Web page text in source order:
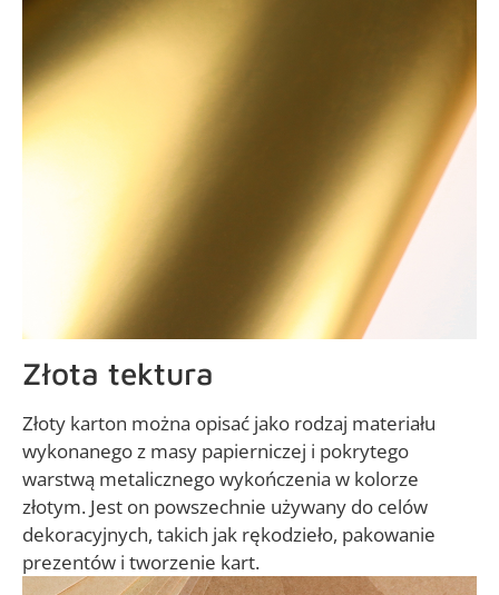
Złota tektura
Złoty karton można opisać jako rodzaj materiału
wykonanego z masy papierniczej i pokrytego
warstwą metalicznego wykończenia w kolorze
złotym. Jest on powszechnie używany do celów
dekoracyjnych, takich jak rękodzieło, pakowanie
prezentów i tworzenie kart.